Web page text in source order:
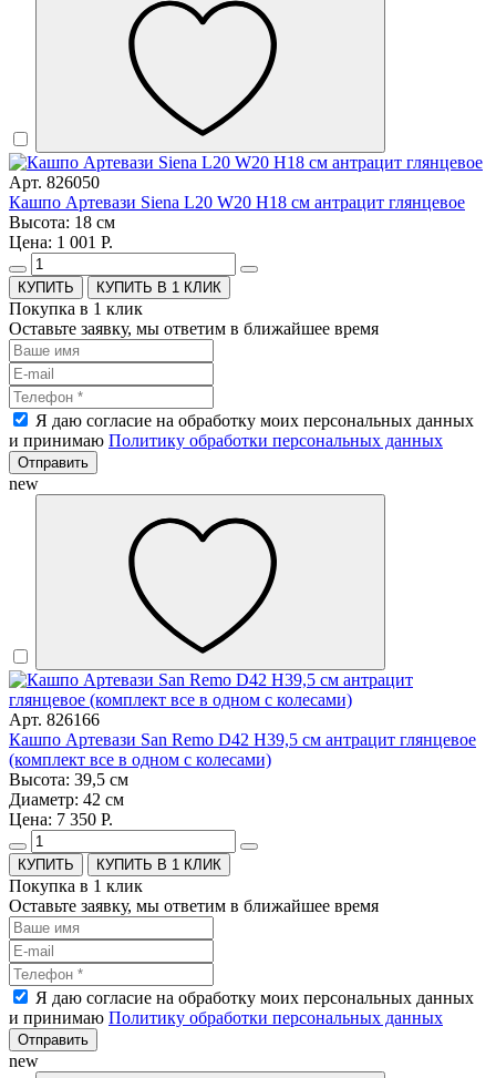
Арт. 826050
Кашпо Артевази Siena L20 W20 H18 см антрацит глянцевое
Высота: 18 см
Цена: 1 001 Р.
КУПИТЬ В 1 КЛИК
Покупка в 1 клик
Оставьте заявку, мы ответим в ближайшее время
Я даю согласие на обработку моих персональных данных
и принимаю Политику обработки персональных данных
Отправить
new
Арт. 826166
Кашпо Артевази San Remo D42 H39,5 см антрацит глянцевое
(комплект все в одном с колесами)
Высота: 39,5 см
Диаметр: 42 см
Цена: 7 350 Р.
КУПИТЬ В 1 КЛИК
Покупка в 1 клик
Оставьте заявку, мы ответим в ближайшее время
Я даю согласие на обработку моих персональных данных
и принимаю Политику обработки персональных данных
Отправить
new